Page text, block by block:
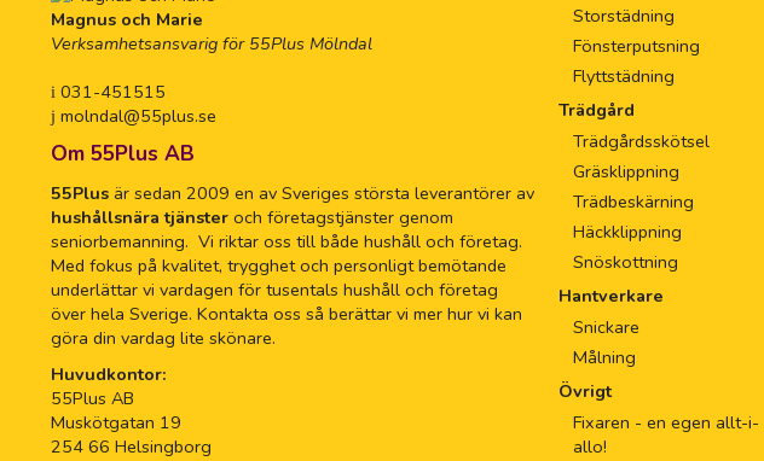
Magnus och Marie
Verksamhetsansvarig för 55Plus Mölndal
031-451515
molndal@55plus.se
Om 55Plus AB
55Plus är sedan 2009 en av Sveriges största leverantörer av
hushållsnära tjänster och företagstjänster genom
seniorbemanning. Vi riktar oss till både hushåll och företag.
Med fokus på kvalitet, trygghet och personligt bemötande
underlättar vi vardagen för tusentals hushåll och företag
över hela Sverige. Kontakta oss så berättar vi mer hur vi kan
göra din vardag lite skönare.
Huvudkontor:
55Plus AB
Muskötgatan 19
254 66 Helsingborg
Storstädning
Fönsterputsning
Flyttstädning
Trädgård
Trädgårdsskötsel
Gräsklippning
Trädbeskärning
Häckklippning
Snöskottning
Hantverkare
Snickare
Målning
Övrigt
Fixaren - en egen allt-i-
allo!